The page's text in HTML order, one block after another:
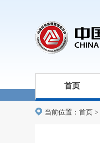
首页
当前位置： 首页 >